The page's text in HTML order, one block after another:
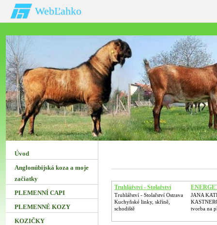
WebĽahko
Truhlářství - Stolařství
Truhlářství - Stolařství Ostrava
Kuchyňské linky, skříně,
schodiště
JANA
tvorba na
Úvod
Anglonúbijská koza a moje
začiatky
PLEMENNÍ CAPI
PLEMENNÉ KOZY
KOZIČKY